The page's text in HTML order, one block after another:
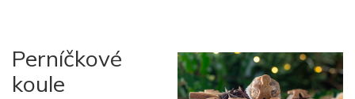
Perníčkové
koule